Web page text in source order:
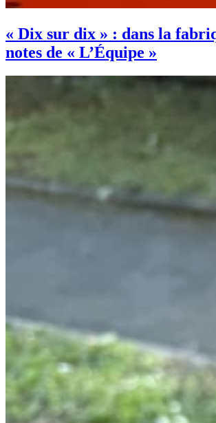
« Dix sur dix » : dans la
notes de « L’Équipe »